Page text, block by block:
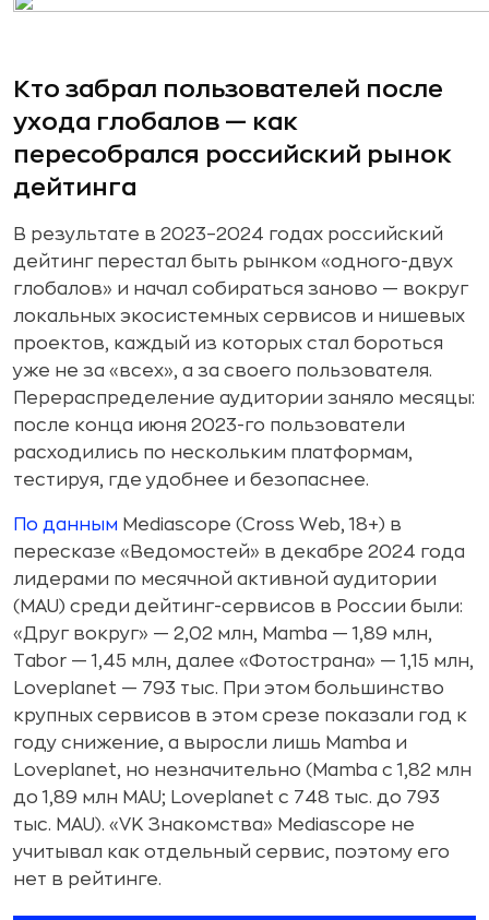
Кто забрал пользователей после
ухода глобалов — как
пересобрался российский рынок
дейтинга
В результате в 2023–2024 годах российский
дейтинг перестал быть рынком «одного-двух
глобалов» и начал собираться заново — вокруг
локальных экосистемных сервисов и нишевых
проектов, каждый из которых стал бороться
уже не за «всех», а за своего пользователя.
Перераспределение аудитории заняло месяцы:
после конца июня 2023-го пользователи
расходились по нескольким платформам,
тестируя, где удобнее и безопаснее.
По данным Mediascope (Cross Web, 18+) в
пересказе «Ведомостей» в декабре 2024 года
лидерами по месячной активной аудитории
(MAU) среди дейтинг-сервисов в России были:
«Друг вокруг» — 2,02 млн, Mamba — 1,89 млн,
Tabor — 1,45 млн, далее «Фотострана» — 1,15 млн,
Loveplanet — 793 тыс. При этом большинство
крупных сервисов в этом срезе показали год к
году снижение, а выросли лишь Mamba и
Loveplanet, но незначительно (Mamba с 1,82 млн
до 1,89 млн MAU; Loveplanet с 748 тыс. до 793
тыс. MAU). «VK Знакомства» Mediascope не
учитывал как отдельный сервис, поэтому его
нет в рейтинге.